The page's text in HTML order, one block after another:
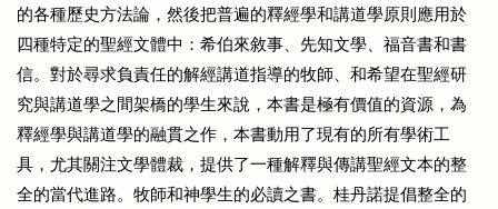
的各種歷史方法論，然後把普遍的釋經學和講道學原則應用於
四種特定的聖經文體中：希伯來敘事、先知文學、福音書和書
信。對於尋求負責任的解經講道指導的牧師、和希望在聖經研
究與講道學之間架橋的學生來說，本書是極有價值的資源，為
釋經學與講道學的融貫之作，本書動用了現有的所有學術工
具，尤其關注文學體裁，提供了一種解釋與傳講聖經文本的整
全的當代進路。牧師和神學生的必讀之書。桂丹諾提倡整全的